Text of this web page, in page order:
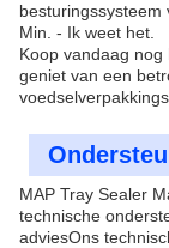
besturingssysteem
Min. - Ik weet het.
Koop vandaag nog
geniet van een
MAP Tray Sealer
technische
adviesOns